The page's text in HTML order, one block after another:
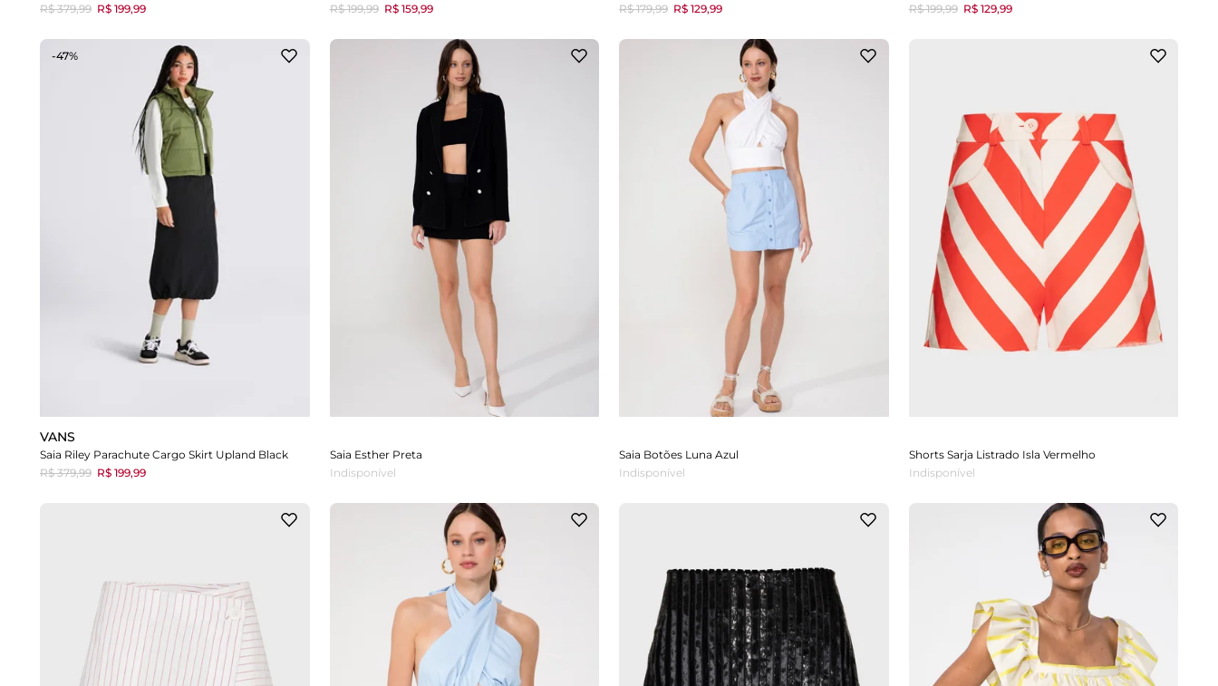
R$ 379,99 R$ 199,99
R$ 199,99 R$ 159,99
R$ 179,99 R$ 129,99
R$ 199,99 R$ 129,99
-47%
VANS
Saia Riley Parachute Cargo Skirt Upland Black
R$ 379,99 R$ 199,99
Saia Esther Preta
Indisponível
Saia Botões Luna Azul
Indisponível
Shorts Sarja Listrado Isla Vermelho
Indisponível